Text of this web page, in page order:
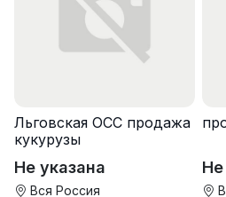
Льговская ОСС продажа
кукурузы
Не указана
Вся Россия
Не